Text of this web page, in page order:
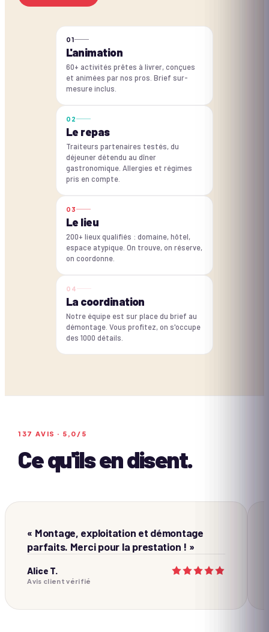
01
L'animation
60+ activités prêtes à livrer, conçues
et animées par nos pros. Brief sur-
mesure inclus.
0 2
Le repas
Traiteurs partenaires testés, du
déjeuner détendu au dîner
gastronomique. Allergies et régimes
pris en compte.
03
Le lieu
200+ lieux qualifiés : domaine, hôtel,
espace atypique. On trouve, on réserve,
on coordonne.
0 4
La coordination
Notre équipe est sur place du brief au
démontage. Vous profitez, on s'occupe
des 1000 détails.
137 AVIS · 5,0 /5
Ce qu'ils en disent.
« Montage, exploitation et démontage
parfaits. Merci pour la prestation ! »
Alice T.
Avis client vérifié